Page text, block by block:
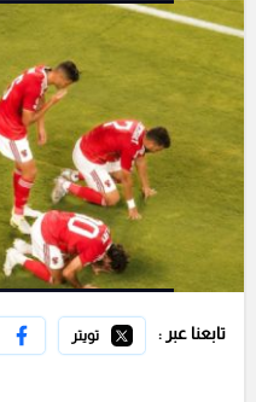
تابعنا عبر : تويتر